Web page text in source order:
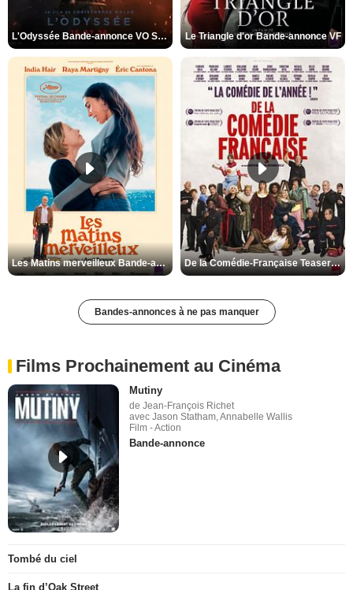
L'Odyssée Bande-annonce VO STFR Le Triangle d'or Bande-annonce VF
Les Matins merveilleux Bande-annonce VF De la Comédie-Française Teaser VF
Bandes-annonces à ne pas manquer
Films Prochainement au Cinéma
Mutiny
de Jean-François Richet
avec Jason Statham, Annabelle Wallis
Film - Action
Bande-annonce
Tombé du ciel
La fin d’Oak Street